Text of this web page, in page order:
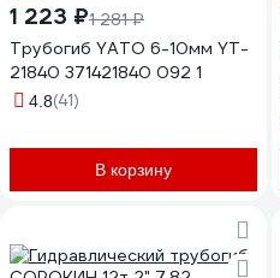
1 223 ₽1 281 ₽
Трубогиб YATO 6-10мм YT-
21840 371421840 092 1
4.8(41)
В корзину